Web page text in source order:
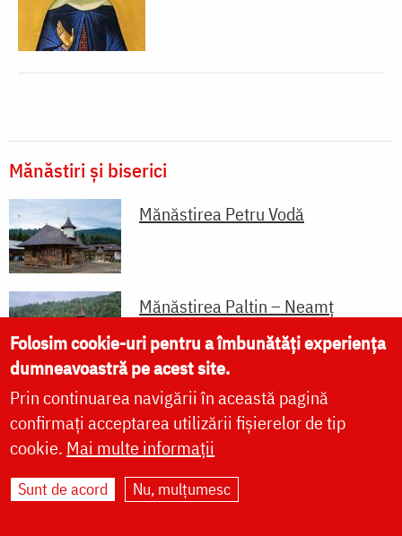
Mănăstiri și biserici
Mănăstirea Petru Vodă
Mănăstirea Paltin – Neamț
Citește despre:
viață
părinte (duhovnicesc)
Folosim cookie-uri pentru a îmbunătăți experiența
dumneavoastră pe acest site.
Prin continuarea navigării în această pagină
confirmați acceptarea utilizării fișierelor de tip
cookie. Mai multe informații
Sunt de acord Nu, mulțumesc